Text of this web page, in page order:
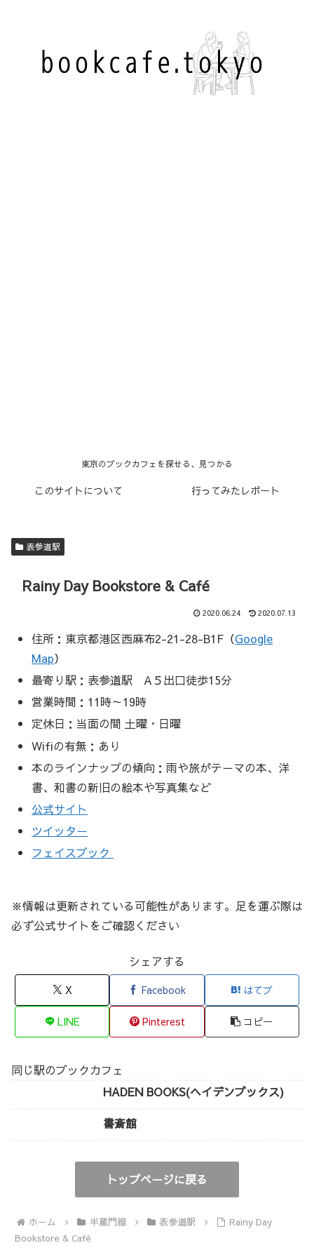
東京のブックカフェを探せる、見つかる
このサイトについて 行ってみたレポート
表参道駅
Rainy Day Bookstore & Café
2020.06.24 2020.07.13
住所：東京都港区西麻布2-21-28-B1F（Google
Map）
最寄り駅：表参道駅 A５出口徒歩15分
営業時間：11時～19時
定休日：当面の間 土曜・日曜
Wifiの有無：あり
本のラインナップの傾向：雨や旅がテーマの本、洋
書、和書の新旧の絵本や写真集など
公式サイト
ツイッター
フェイスブック
※情報は更新されている可能性があります。足を運ぶ際は
必ず公式サイトをご確認ください
シェアする
X Facebook はてブ
LINE Pinterest コピー
同じ駅のブックカフェ
HADEN BOOKS(ヘイデンブックス)
書斎館
トップページに戻る
ホーム 半蔵門線 表参道駅
Rainy Day
Bookstore & Café